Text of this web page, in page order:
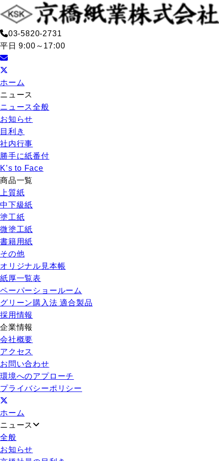
03-5820-2731
平日 9:00～17:00
ホーム
ニュース
ニュース全般
お知らせ
目利き
社内行事
勝手に紙番付
K’s to Face
商品一覧
上質紙
中下級紙
塗工紙
微塗工紙
書籍用紙
その他
オリジナル見本帳
紙厚一覧表
ペーパーショールーム
グリーン購入法 適合製品
採用情報
企業情報
会社概要
アクセス
お問い合わせ
環境へのアプローチ
プライバシーポリシー
ホーム
ニュース
全般
お知らせ